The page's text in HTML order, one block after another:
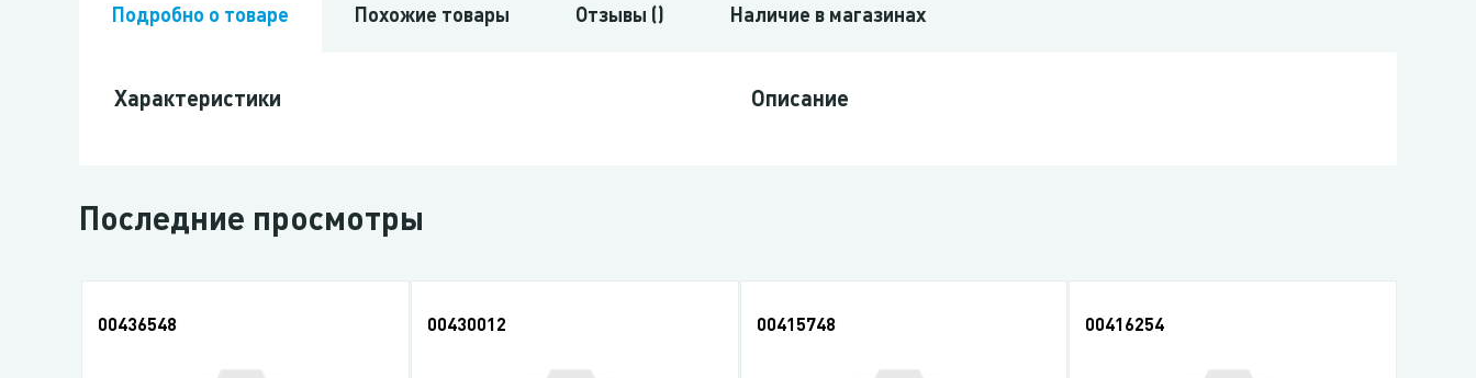
Подробно о товаре Похожие товары Отзывы () Наличие в магазинах
Характеристики Описание
Последние просмотры
00436548 00430012 00415748 00416254